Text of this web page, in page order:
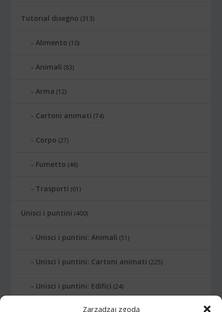
Zarządzaj zgodą
Tutorial disegno (313)
Alimento (10)
Animali (83)
Arma (12)
Cartoni animati (74)
Corpo (27)
Fumetto (46)
Trasporti (61)
Unisci i puntini (400)
Unisci i puntini: Animali (51)
Unisci i puntini: Cartoni animati (225)
Unisci i puntini: Edifici (24)
Unisci i puntini: Lettere